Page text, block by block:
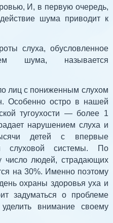
И, в первую очередь,
шума приводит к
слуха, обусловленное
шума, называется
лиц с пониженным слухом
Особенно остро в нашей
тугоухости — более 1
нарушением слуха и
детей с впервые
слуховой системы. По
число людей, страдающих
на 30%. Именно поэтому
охраны здоровья уха и
задуматься о проблеме
внимание своему